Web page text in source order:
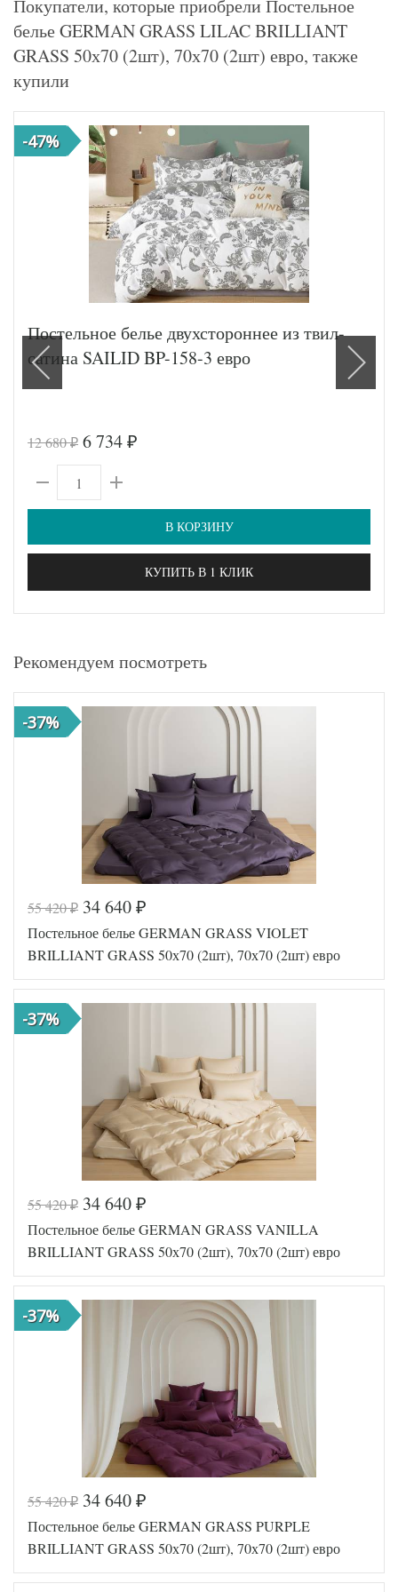
Покупатели, которые приобрели Постельное
белье GERMAN GRASS LILAC BRILLIANT
GRASS 50х70 (2шт), 70х70 (2шт) евро, также
купили
-47%
Постельное белье двухстороннее из твил-
сатина SAILID BP-158-3 евро
12 680₽ 6 734 ₽
В КОРЗИНУ
КУПИТЬ В 1 КЛИК
Рекомендуем посмотреть
-37%
Код товара
562-088
Артикул
GG-26240
5070
Ткань
Сатин
Размер
пододеяльника
200х220
Размер
простыни
240х260
50х70
70х70
German
Grass
(Австрия)
55 420₽ 34 640 ₽
Постельное белье GERMAN GRASS VIOLET
BRILLIANT GRASS 50х70 (2шт), 70х70 (2шт) евро
-37%
Код товара
562-068
Артикул
GG-24240
5070
Ткань
Сатин
Размер
200х220
55 420₽ 34 640 ₽
Постельное белье GERMAN GRASS VANILLA
BRILLIANT GRASS 50х70 (2шт), 70х70 (2шт) евро
-37%
55 420₽ 34 640 ₽
Постельное белье GERMAN GRASS PURPLE
BRILLIANT GRASS 50х70 (2шт), 70х70 (2шт) евро